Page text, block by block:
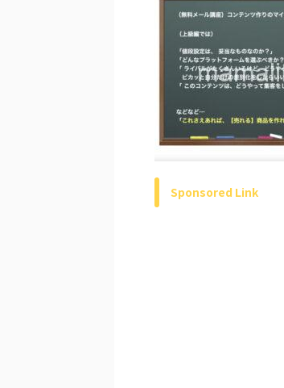
Sponsored Link